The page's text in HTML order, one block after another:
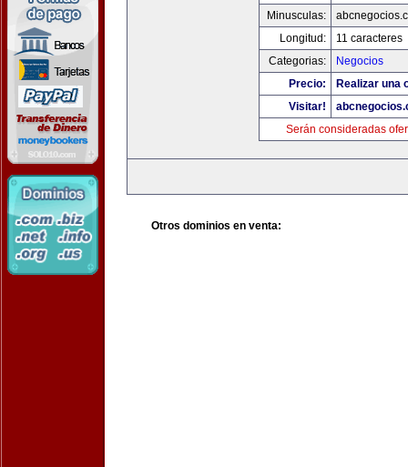
Minusculas:
Longitud:
11 caracteres
Categorias:
Negocios
Precio:
Realizar una
Visitar!
Serán consideradas
Otros dominios en venta: